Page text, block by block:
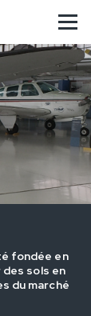
fondée en
sols en
du marché